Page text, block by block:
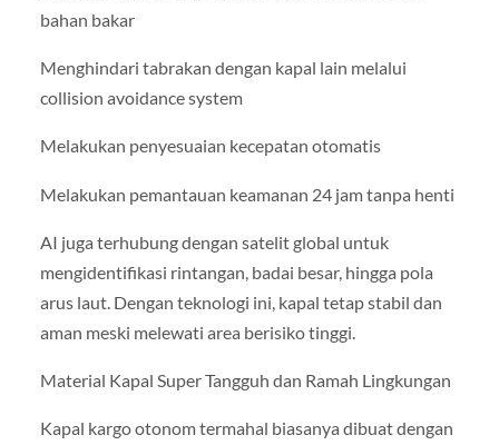
bahan bakar
Menghindari tabrakan dengan kapal lain melalui
collision avoidance system
Melakukan penyesuaian kecepatan otomatis
Melakukan pemantauan keamanan 24 jam tanpa henti
AI juga terhubung dengan satelit global untuk
mengidentifikasi rintangan, badai besar, hingga pola
arus laut. Dengan teknologi ini, kapal tetap stabil dan
aman meski melewati area berisiko tinggi.
Material Kapal Super Tangguh dan Ramah Lingkungan
Kapal kargo otonom termahal biasanya dibuat dengan